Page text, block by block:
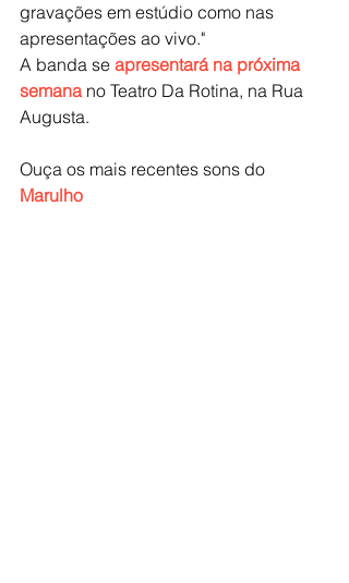
gravações em estúdio como nas
apresentações ao vivo."
A banda se apresentará na próxima
semana no Teatro Da Rotina, na Rua
Augusta.
Ouça os mais recentes sons do
Marulho